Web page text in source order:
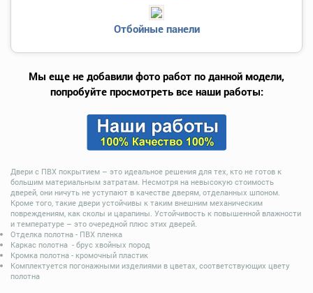
Отбойные панели
Мы еще не добавили фото работ по данной модели,
попробуйте просмотреть все наши работы:
Двери с ПВХ покрытием – это идеальное решения для тех, кто не готов к
большим материальным затратам. Несмотря на невысокую стоимость
дверей, они ничуть не уступают в качестве дверям, отделанных шпоном.
Кроме того, такие двери устойчивы к таким внешним механическим
повреждениям, как сколы и царапины. Устойчивость к повышенной влажности
и температуре – это очередной плюс этих дверей.
Отделка полотна - ПВХ пленка
Каркас полотна - брус хвойных пород
Кромка полотна - кромочный пластик
Комплектуется погонажными изделиями в цветах, соответствующих цвету
полотна